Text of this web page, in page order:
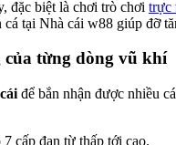
đặc biệt là chơi trò chơi trực
tại Nhà cái w88 giúp đỡ
từng dòng vũ khí
để bắn nhận được nhiều
cấp đạn từ thấp tới cao.